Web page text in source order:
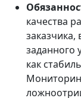
качества
заданного
как